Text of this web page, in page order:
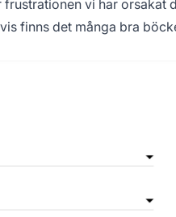
vi har orsakat
finns det många bra